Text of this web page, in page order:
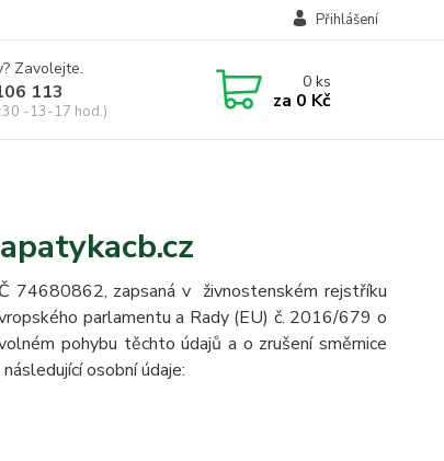
Přihlášení
Zavolejte.
113
-13-17 hod.)
0ks
za 0 Kč
74680862, zapsaná v živnostenském rejstříku
parlamentu a Rady (EU) č. 2016/679 o
pohybu těchto údajů a o zrušení směrnice
následující osobní údaje: